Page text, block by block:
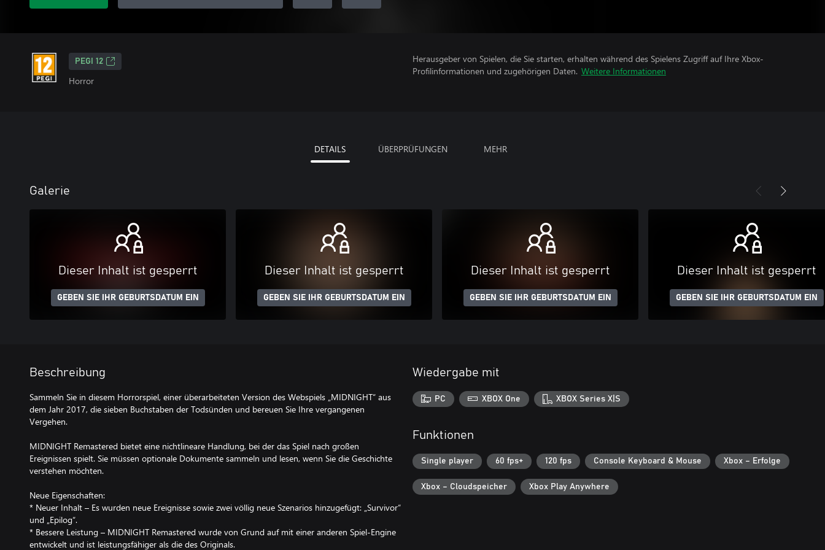
PEGI 12
Horror
Herausgeber von Spielen, die Sie starten, erhalten während des Spielens Zugriff auf Ihre Xbox-
Profilinformationen und zugehörigen Daten. Weitere Informationen
DETAILS ÜBERPRÜFUNGEN MEHR
Galerie
Dieser Inhalt ist gesperrt
GEBEN SIE IHR GEBURTSDATUM EIN
Dieser Inhalt ist gesperrt
GEBEN SIE IHR GEBURTSDATUM EIN
Dieser Inhalt ist gesperrt
GEBEN SIE IHR GEBURTSDATUM EIN
Dieser Inhalt ist gesperrt
GEBEN SIE IHR GEBURTSDATUM EIN
Beschreibung
Sammeln Sie in diesem Horrorspiel, einer überarbeiteten Version des Webspiels „MIDNIGHT“ aus
dem Jahr 2017, die sieben Buchstaben der Todsünden und bereuen Sie Ihre vergangenen
Vergehen.
MIDNIGHT Remastered bietet eine nichtlineare Handlung, bei der das Spiel nach großen
Ereignissen spielt. Sie müssen optionale Dokumente sammeln und lesen, wenn Sie die Geschichte
verstehen möchten.
Neue Eigenschaften:
* Neuer Inhalt – Es wurden neue Ereignisse sowie zwei völlig neue Szenarios hinzugefügt: „Survivor“
und „Epilog“.
* Bessere Leistung – MIDNIGHT Remastered wurde von Grund auf mit einer anderen Spiel-Engine
entwickelt und ist leistungsfähiger als die des Originals.
Wiedergabe mit
PC XBOX One XBOX Series X|S
Funktionen
Single player 60 fps+ 120 fps Console Keyboard & Mouse Xbox – Erfolge
Xbox – Cloudspeicher Xbox Play Anywhere